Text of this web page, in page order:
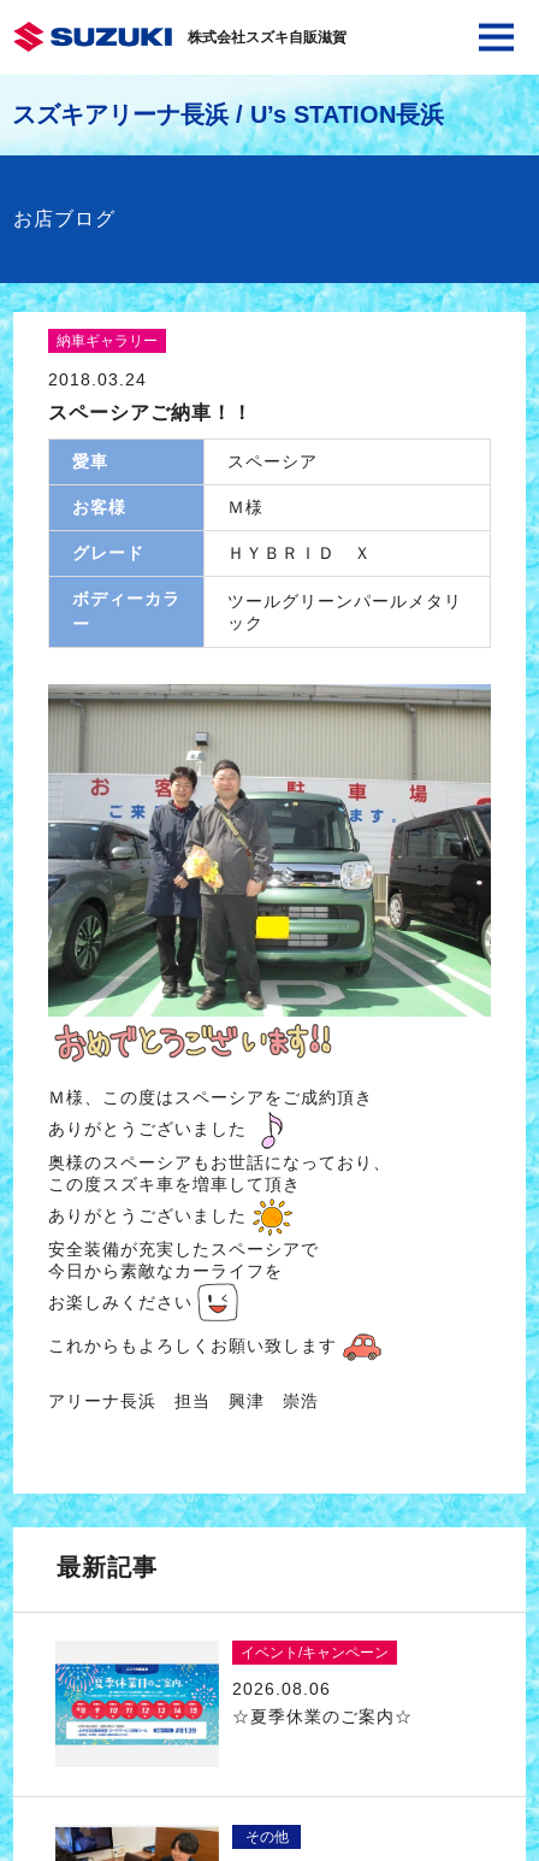
株式会社スズキ自販滋賀
スズキアリーナ長浜 / U’s STATION長浜
お店ブログ
納車ギャラリー
2018.03.24
スペーシアご納車！！
愛車 スペーシア
お客様 Ｍ様
グレード ＨＹＢＲＩＤ Ｘ
ボディーカラ
ー
ツールグリーンパールメタリ
ック
Ｍ様、この度はスペーシアをご成約頂き
ありがとうございました
奥様のスペーシアもお世話になっており、
この度スズキ車を増車して頂き
ありがとうございました
安全装備が充実したスペーシアで
今日から素敵なカーライフを
お楽しみください
これからもよろしくお願い致します
アリーナ長浜 担当 興津 崇浩
最新記事
イベント/キャンペーン
2026.08.06
☆夏季休業のご案内☆
その他